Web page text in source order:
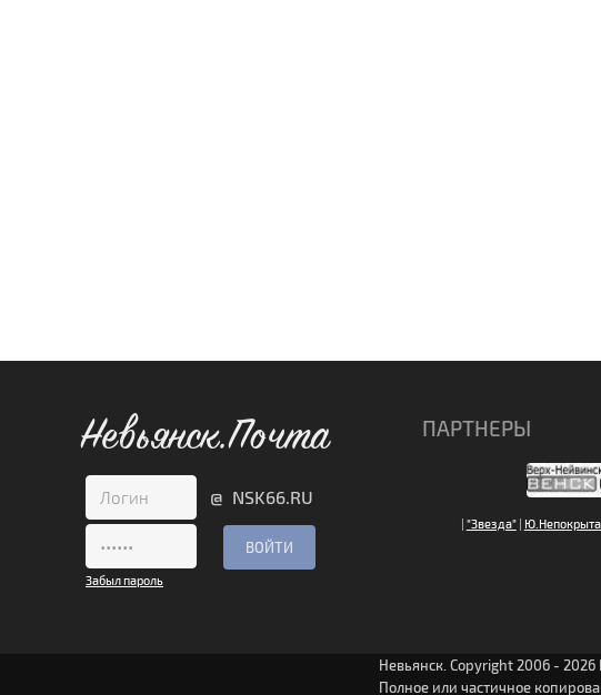
Невьянск.Почта
@ NSK66.RU
Забыл пароль
ПАРТНЕРЫ
| "Звезда"|
Невьянск. Copyright 2006 -
Полное или частичное